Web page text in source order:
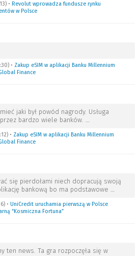
• Revolut wprowadza fundusze rynku
w Polsce
• Zakup eSIM w aplikacji Banku Millennium
Finance
jaki był powód nagrody. Usługa
bardzo wiele banków. …
• Zakup eSIM w aplikacji Banku Millennium
Finance
się pierdołami niech dopracują swoją
bankową bo ma podstawowe …
• UniCredit uruchamia pierwszą w Polsce
“Kosmiczna Fortuna”
ten news. Ta gra rozpoczęła się w